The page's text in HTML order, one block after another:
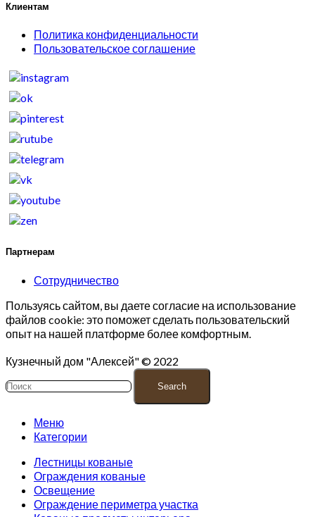
Клиентам
Политика конфиденциальности
Пользовательское соглашение
Партнерам
Сотрудничество
Пользуясь сайтом, вы даете согласие на использование
файлов cookie: это поможет сделать пользовательский
опыт на нашей платформе более комфортным.
Кузнечный дом "Алексей" © 2022
Search
Меню
Категории
Лестницы кованые
Ограждения кованые
Освещение
Ограждение периметра участка